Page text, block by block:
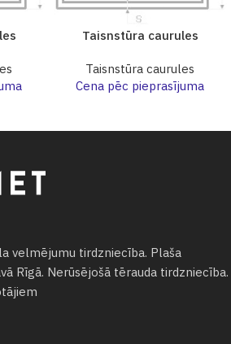
Taisnstūra caurules
Taisnstūra caurules
Cena pēc pieprasījuma
velmējumu tirdzniecība. Plaša
Rīgā. Nerūsējošā tērauda tirdzniecība.